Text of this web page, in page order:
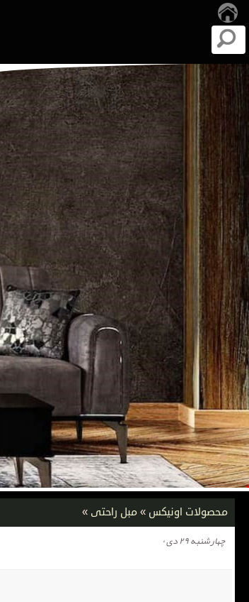
محصولات اونیکس »مبل راحتی »
چهارشنبه ۲۹ دی ۰